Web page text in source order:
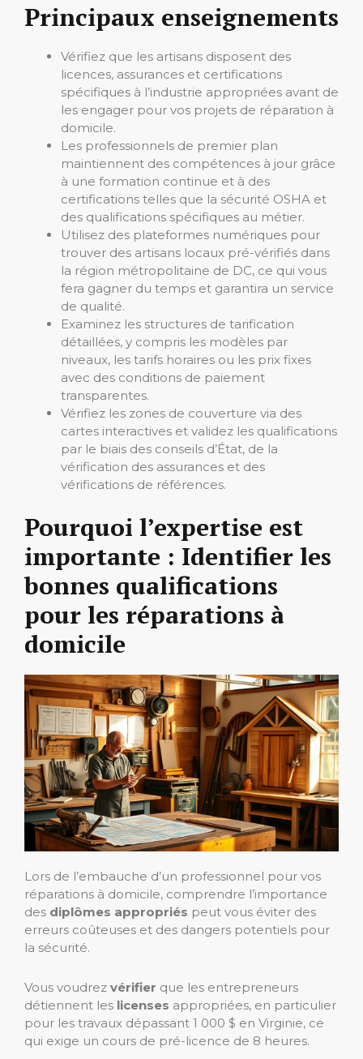
Principaux enseignements
Vérifiez que les artisans disposent des
licences, assurances et certifications
spécifiques à l’industrie appropriées avant de
les engager pour vos projets de réparation à
domicile.
Les professionnels de premier plan
maintiennent des compétences à jour grâce
à une formation continue et à des
certifications telles que la sécurité OSHA et
des qualifications spécifiques au métier.
Utilisez des plateformes numériques pour
trouver des artisans locaux pré-vérifiés dans
la région métropolitaine de DC, ce qui vous
fera gagner du temps et garantira un service
de qualité.
Examinez les structures de tarification
détaillées, y compris les modèles par
niveaux, les tarifs horaires ou les prix fixes
avec des conditions de paiement
transparentes.
Vérifiez les zones de couverture via des
cartes interactives et validez les qualifications
par le biais des conseils d’État, de la
vérification des assurances et des
vérifications de références.
Pourquoi l’expertise est
importante : Identifier les
bonnes qualifications
pour les réparations à
domicile
Lors de l’embauche d’un professionnel pour vos
réparations à domicile, comprendre l’importance
des diplômes appropriés peut vous éviter des
erreurs coûteuses et des dangers potentiels pour
la sécurité.
Vous voudrez vérifier que les entrepreneurs
détiennent les licenses appropriées, en particulier
pour les travaux dépassant 1 000 $ en Virginie, ce
qui exige un cours de pré-licence de 8 heures.